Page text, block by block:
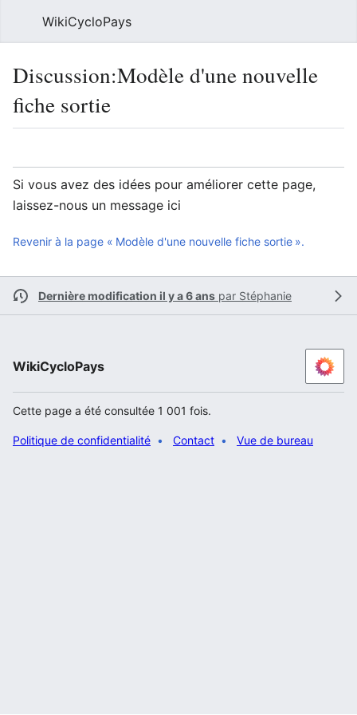
WikiCycloPays
Discussion:Modèle d'une nouvelle
fiche sortie
Si vous avez des idées pour améliorer cette page,
laissez-nous un message ici
Revenir à la page « Modèle d'une nouvelle fiche sortie ».
Dernière modification il y a 6 ans par Stéphanie
WikiCycloPays
Cette page a été consultée 1 001 fois.
Politique de confidentialité Contact Vue de bureau